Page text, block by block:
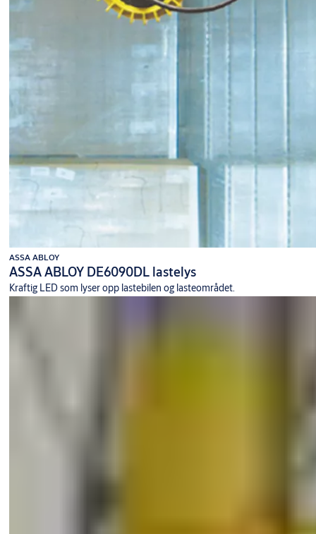
ASSA ABLOY
ASSA ABLOY DE6090DL lastelys
Kraftig LED som lyser opp lastebilen og lasteområdet.